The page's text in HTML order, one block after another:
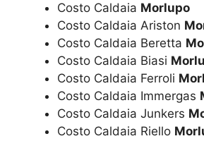
Costo Caldaia Morlupo
Costo Caldaia Ariston
Costo Caldaia Beretta
Costo Caldaia Biasi
Costo Caldaia Ferroli
Costo Caldaia Immergas
Costo Caldaia Junkers
Costo Caldaia Riello